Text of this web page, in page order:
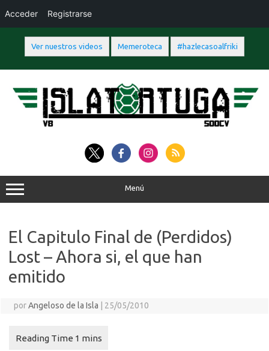
Ver nuestros videos Memeroteca #hazlecasoalfriki
contenido
Menú
El Capitulo Final de (Perdidos)
Lost – Ahora si, el que han
emitido
porAngeloso de la Isla 25/05/2010
Acceder Registrarse